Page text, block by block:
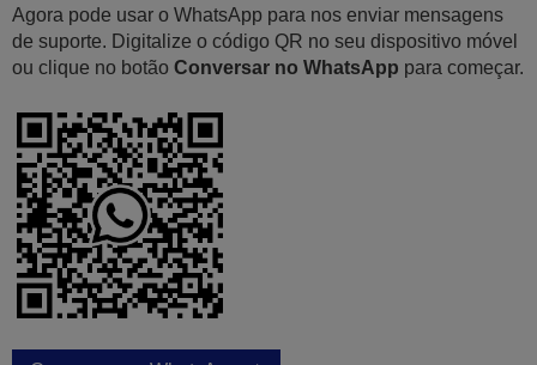
Agora pode usar o WhatsApp para nos enviar mensagens
de suporte. Digitalize o código QR no seu dispositivo móvel
ou clique no botão Conversar no WhatsApp para começar.